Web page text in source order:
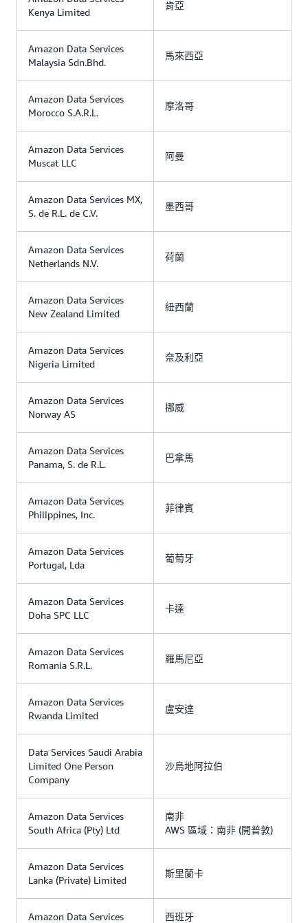
Kenya Limited
肯亞
Amazon Data Services
Malaysia Sdn.Bhd.
馬來西亞
Amazon Data Services
Morocco S.A.R.L.
摩洛哥
Amazon Data Services
Muscat LLC
阿曼
Amazon Data Services MX,
S. de R.L. de C.V.
墨西哥
Amazon Data Services
Netherlands N.V.
荷蘭
Amazon Data Services
New Zealand Limited
紐西蘭
Amazon Data Services
Nigeria Limited
奈及利亞
Amazon Data Services
Norway AS
挪威
Amazon Data Services
Panama, S. de R.L.
巴拿馬
Amazon Data Services
Philippines, Inc.
菲律賓
Amazon Data Services
Portugal, Lda
葡萄牙
Amazon Data Services
Doha SPC LLC
卡達
Amazon Data Services
Romania S.R.L.
羅馬尼亞
Amazon Data Services
Rwanda Limited
盧安達
Data Services Saudi Arabia
Limited One Person
Company
沙烏地阿拉伯
Amazon Data Services
South Africa (Pty) Ltd
南非
AWS 區域：南非 (開普敦)
Amazon Data Services
Lanka (Private) Limited
斯里蘭卡
Amazon Data Services
西班牙